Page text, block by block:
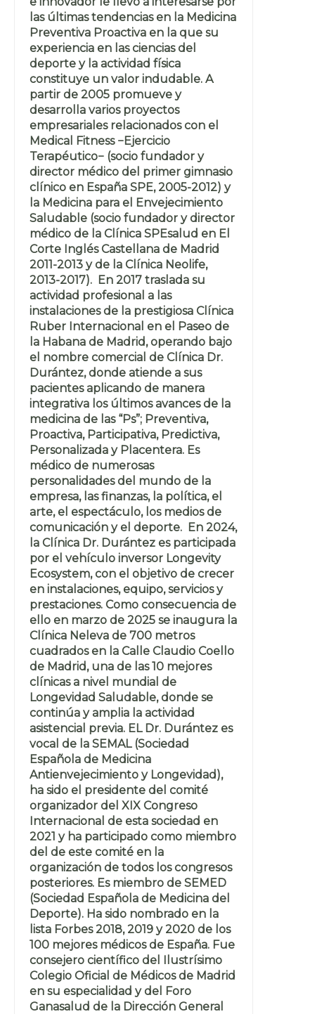
las últimas tendencias en la Medicina
Preventiva Proactiva en la que su
experiencia en las ciencias del
deporte y la actividad física
constituye un valor indudable. A
partir de 2005 promueve y
desarrolla varios proyectos
empresariales relacionados con el
Medical Fitness −Ejercicio
Terapéutico− (socio fundador y
director médico del primer gimnasio
clínico en España SPE, 2005-2012) y
la Medicina para el Envejecimiento
Saludable (socio fundador y director
médico de la Clínica SPEsalud en El
Corte Inglés Castellana de Madrid
2011-2013 y de la Clínica Neolife,
2013-2017). En 2017 traslada su
actividad profesional a las
instalaciones de la prestigiosa Clínica
Ruber Internacional en el Paseo de
la Habana de Madrid, operando bajo
el nombre comercial de Clínica Dr.
Durántez, donde atiende a sus
pacientes aplicando de manera
integrativa los últimos avances de la
medicina de las “Ps”; Preventiva,
Proactiva, Participativa, Predictiva,
Personalizada y Placentera. Es
médico de numerosas
personalidades del mundo de la
empresa, las finanzas, la política, el
arte, el espectáculo, los medios de
comunicación y el deporte. En 2024,
la Clínica Dr. Durántez es participada
por el vehículo inversor Longevity
Ecosystem, con el objetivo de crecer
en instalaciones, equipo, servicios y
prestaciones. Como consecuencia de
ello en marzo de 2025 se inaugura la
Clínica Neleva de 700 metros
cuadrados en la Calle Claudio Coello
de Madrid, una de las 10 mejores
clínicas a nivel mundial de
Longevidad Saludable, donde se
continúa y amplia la actividad
asistencial previa. EL Dr. Durántez es
vocal de la SEMAL (Sociedad
Española de Medicina
Antienvejecimiento y Longevidad),
ha sido el presidente del comité
organizador del XIX Congreso
Internacional de esta sociedad en
2021 y ha participado como miembro
del de este comité en la
organización de todos los congresos
posteriores. Es miembro de SEMED
(Sociedad Española de Medicina del
Deporte). Ha sido nombrado en la
lista Forbes 2018, 2019 y 2020 de los
100 mejores médicos de España. Fue
consejero científico del Ilustrísimo
Colegio Oficial de Médicos de Madrid
en su especialidad y del Foro
Ganasalud de la Dirección General